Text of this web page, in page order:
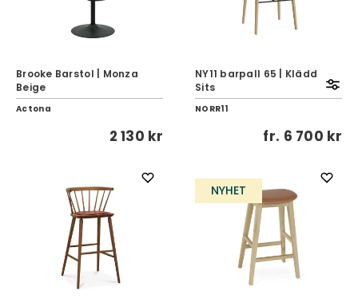
Brooke Barstol | Monza
Beige
Actona
2 130 kr
NY11 barpall 65 | Klädd
Sits
NORR11
fr. 6 700 kr
NYHET